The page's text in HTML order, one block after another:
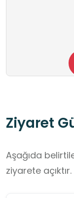
Ziyaret
Aşağıda
ziyarete açıktır.